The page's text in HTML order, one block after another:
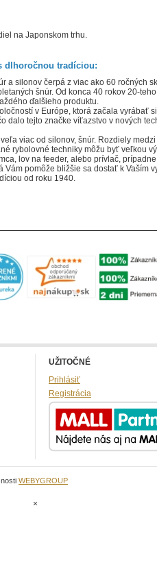
na Japonskom trhu.
dlhoročnou tradíciou:
a silonov čerpá z viac ako 60 ročných
šnúr. Od konca 40 rokov 20-
ďalšieho produktu.
v Európe, ktorá začala vyrábať
dalo tejto značke víťazstvo v nových
viac od silonov, šnúr. Rozdiely
rybolovné techniky môžu byť veľkou
lov na feeder, alebo prívlač,
Vám pomôže bližšie sa dostať k Vaším
od roku 1940.
UŽITOČNÉ
Prihlásiť
Registrácia
WEBYGROUP
×